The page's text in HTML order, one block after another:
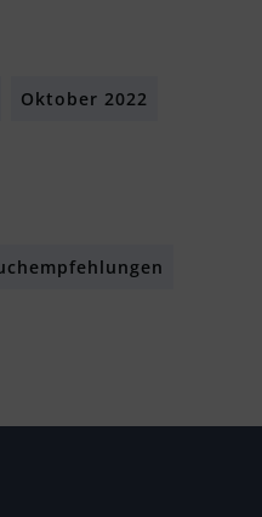
Oktober 2022